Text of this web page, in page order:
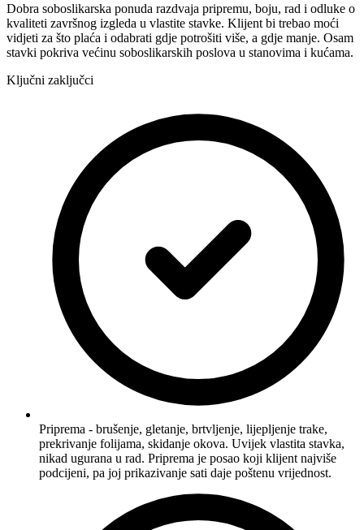
Dobra soboslikarska ponuda razdvaja pripremu, boju, rad i odluke o
kvaliteti završnog izgleda u vlastite stavke. Klijent bi trebao moći
vidjeti za što plaća i odabrati gdje potrošiti više, a gdje manje. Osam
stavki pokriva većinu soboslikarskih poslova u stanovima i kućama.
Ključni zaključci
Priprema - brušenje, gletanje, brtvljenje, lijepljenje trake,
prekrivanje folijama, skidanje okova. Uvijek vlastita stavka,
nikad ugurana u rad. Priprema je posao koji klijent najviše
podcijeni, pa joj prikazivanje sati daje poštenu vrijednost.